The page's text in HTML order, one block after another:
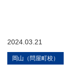
2024.03.21
岡山（問屋町校）